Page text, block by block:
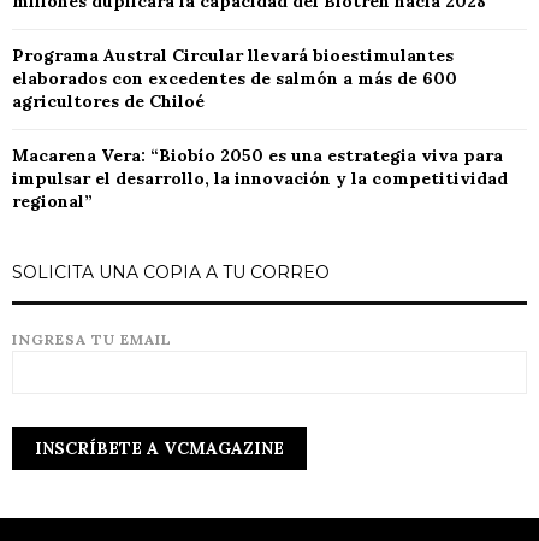
Programa Austral Circular llevará bioestimulantes
elaborados con excedentes de salmón a más de 600
agricultores de Chiloé
Macarena Vera: “Biobío 2050 es una estrategia viva para
impulsar el desarrollo, la innovación y la competitividad
regional”
SOLICITA UNA COPIA A TU CORREO
INGRESA TU EMAIL